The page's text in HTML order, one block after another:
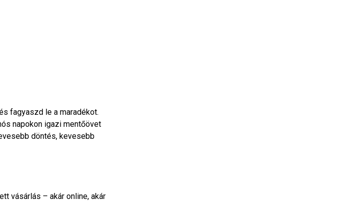
fagyaszd le a maradékot.
napokon igazi mentőövet
döntés, kevesebb
vásárlás – akár online, akár